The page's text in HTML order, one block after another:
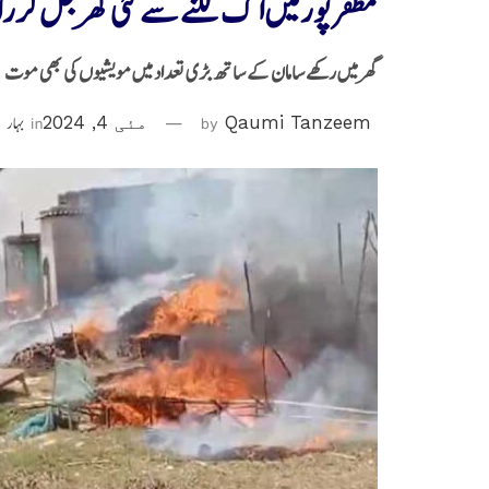
مظفر پورمیں آگ لگنے سے کئی گھر جل
گھر میں رکھے سامان کے ساتھ بڑی تعداد میں مویشیوں کی بھی موت
by Qaumi Tanzeem مئی 4, 2024 in بہار